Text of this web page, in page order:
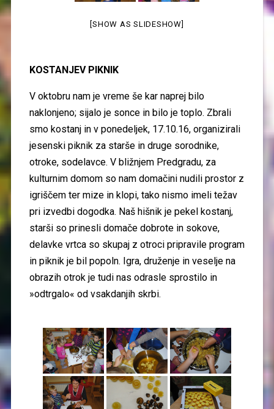
[SHOW AS SLIDESHOW]
KOSTANJEV PIKNIK
V oktobru nam je vreme še kar naprej bilo
naklonjeno; sijalo je sonce in bilo je toplo. Zbrali
smo kostanj in v ponedeljek, 17.10.16, organizirali
jesenski piknik za starše in druge sorodnike,
otroke, sodelavce. V bližnjem Predgradu, za
kulturnim domom so nam domačini nudili prostor z
igriščem ter mize in klopi, tako nismo imeli težav
pri izvedbi dogodka. Naš hišnik je pekel kostanj,
starši so prinesli domače dobrote in sokove,
delavke vrtca so skupaj z otroci pripravile program
in piknik je bil popoln. Igra, druženje in veselje na
obrazih otrok je tudi nas odrasle sprostilo in
»odtrgalo« od vsakdanjih skrbi.